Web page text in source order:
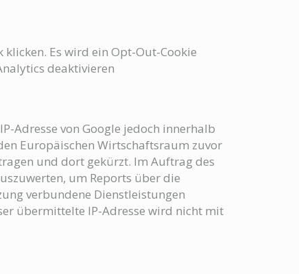
Es wird ein Opt-Out-Cookie
deaktivieren
Adresse von Google jedoch innerhalb
Europäischen Wirtschaftsraum zuvor
und dort gekürzt. Im Auftrag des
um Reports über die
verbundene Dienstleistungen
übermittelte IP-Adresse wird nicht mit